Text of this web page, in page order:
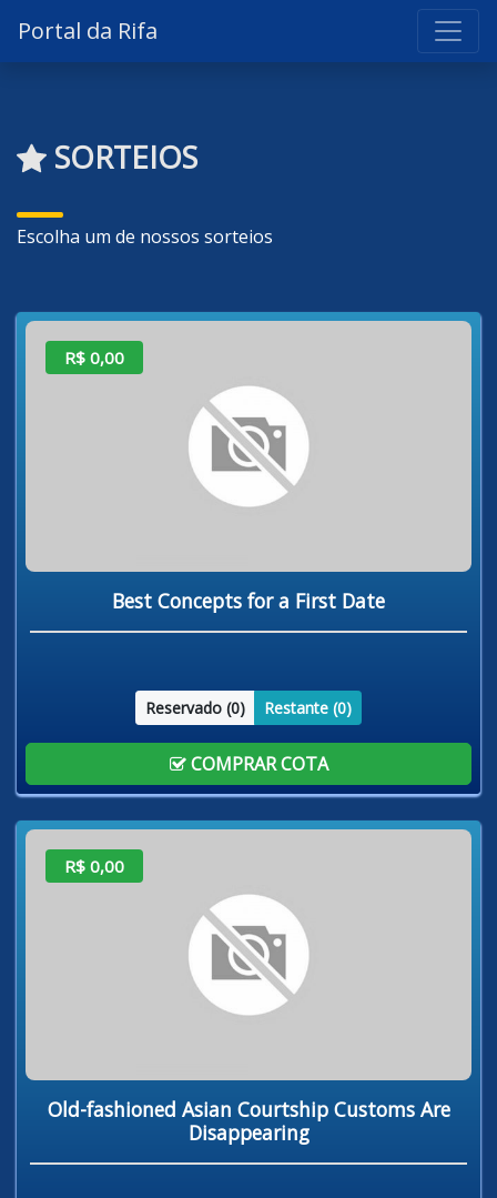
Portal da Rifa
SORTEIOS
Escolha um de nossos sorteios
R$ 0,00
Best Concepts for a First Date
Reservado (0) Restante (0)
COMPRAR COTA
R$ 0,00
Old-fashioned Asian Courtship Customs Are
Disappearing